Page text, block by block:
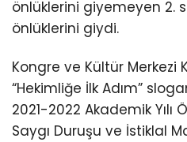
önlüklerini giyemeyen 2.
önlüklerini giydi.
Kongre ve Kültür
“Hekimliğe İlk Adım”
2021-2022 Akademik Yılı
Saygı Duruşu ve İstiklal